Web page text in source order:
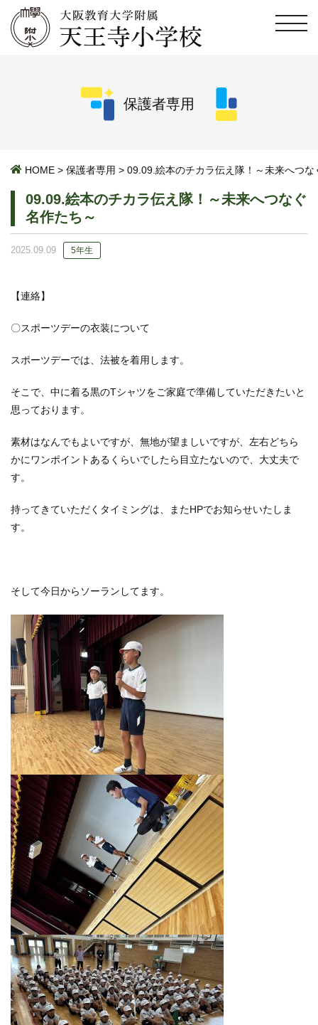
保護者専用
HOME > 保護者専用 > 09.09.絵本のチカラ伝え隊！～未来へつな
09.09.絵本のチカラ伝え隊！～未来へつなぐ
名作たち～
2025.09.09 5年生
【連絡】
〇スポーツデーの衣装について
スポーツデーでは、法被を着用します。
そこで、中に着る黒のTシャツをご家庭で準備していただきたいと
思っております。
素材はなんでもよいですが、無地が望ましいですが、左右どちら
かにワンポイントあるくらいでしたら目立たないので、大丈夫で
す。
持ってきていただくタイミングは、またHPでお知らせいたしま
す。
そして今日からソーランしてます。